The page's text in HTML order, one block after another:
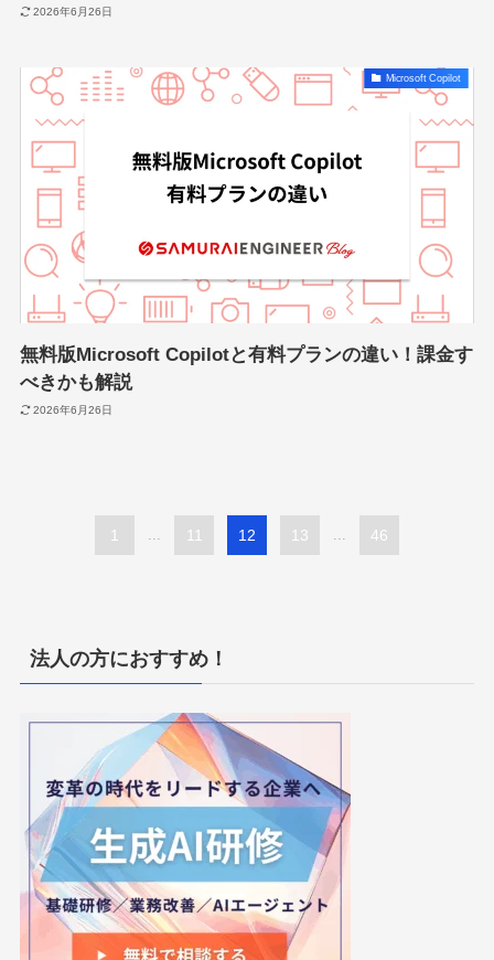
2026年6月26日
Microsoft Copilot
無料版Microsoft Copilotと有料プランの違い！課金す
べきかも解説
2026年6月26日
1 ... 11 12 13 ... 46
法人の方におすすめ！